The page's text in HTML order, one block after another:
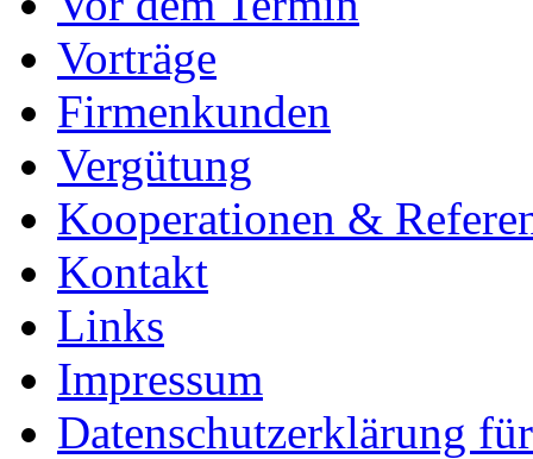
Vorträge
Firmenkunden
Vergütung
Kooperationen &
Kontakt
Links
Impressum
Datenschutzerklärung